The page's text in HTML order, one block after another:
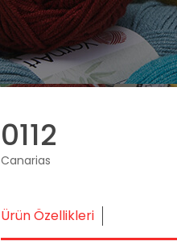
0112
Canarias
Ürün Özellikleri